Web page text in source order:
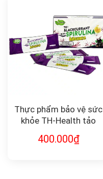
Thực phẩm bảo vệ sức
khỏe TH-Health tảo
with Spirulina Advance
400.000₫